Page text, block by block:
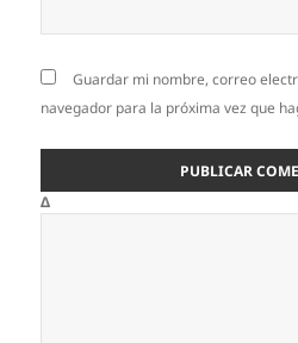
Guardar mi nombre, correo
navegador para la próxima vez que
Δ